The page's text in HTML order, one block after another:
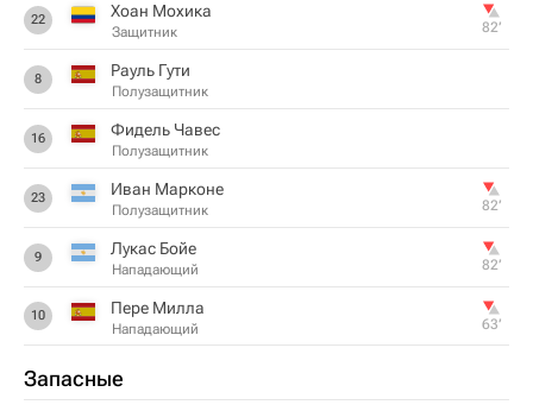
22 Хоан Мохика
Защитник 82‎’‎
8 Рауль Гути
Полузащитник
16 Фидель Чавес
Полузащитник
23 Иван Марконе
Полузащитник 82‎’‎
9 Лукас Бойе
Нападающий 82‎’‎
10 Пере Милла
Нападающий 63‎’‎
Запасные